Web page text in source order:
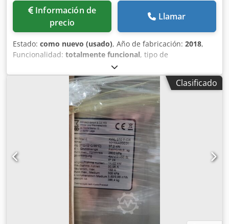
Información de
precio
Llamar
Estado: como nuevo (usado), Año de fabricación: 2018,
Funcionalidad: totalmente funcional, tipo de
, Enfriadora de Absorción Carrier 1.822
kW – Modelo 16LJ-A53E-LC – Año 2018 Características
técnicas • Fabricante: Carrier • Modelo: 16LJ-A53E-LC • Tipo:
Enfriadora de absorción (Absorption Chiller) • Año de
fabricación: 2018 • Capacidad frigorífica: 1.822 kW •
Refrigerante: Agua • Absorbente: Solución de bromuro de
litio (LiBr 55%) • Cantidad de refrigerante: 461 kg (agua) •
Cantidad de absorbente: 2.644 kg Circuito de agua fría •
Entrada: 12 °C • Salida: 7 °C • Caudal: 313 m³/h • Pérdida
de carga: 48,1 kPa Circuito de agua de refrigeración •
Entrada: 28,5 °C • Salida: 36,5 °C • Caudal: 449 m³/h •
Pérdida de carga: 96,8 kPa Circuito de agua caliente •
Entrada: 100 °C • Salida: 80 °C • Caudal: 29,1 l/s • Pérdida
de carga: 10,7 kPa Alimentación eléctrica • 400 V • 50 Hz •
Trifásica Potencia eléctrica instalada • Total: 10,8 kVA •
Clasificado